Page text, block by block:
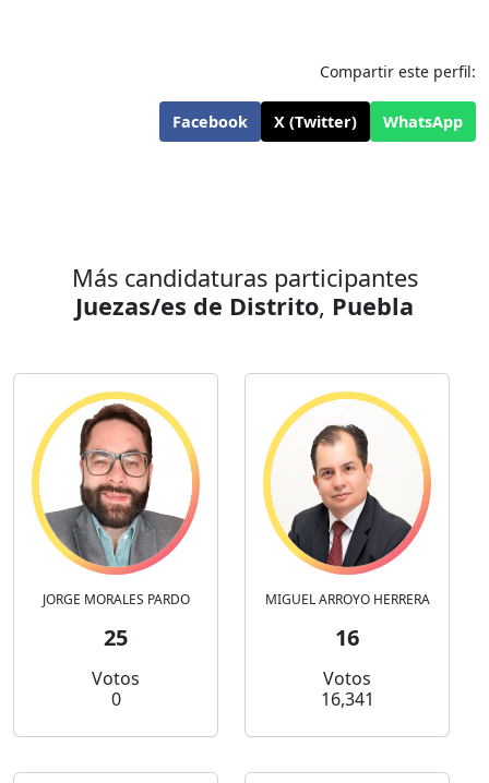
Compartir este perfil:
Facebook X (Twitter) WhatsApp
Más candidaturas participantes
Juezas/es de Distrito, Puebla
JORGE MORALES PARDO
25
Votos
0
MIGUEL ARROYO HERRERA
16
Votos
16,341